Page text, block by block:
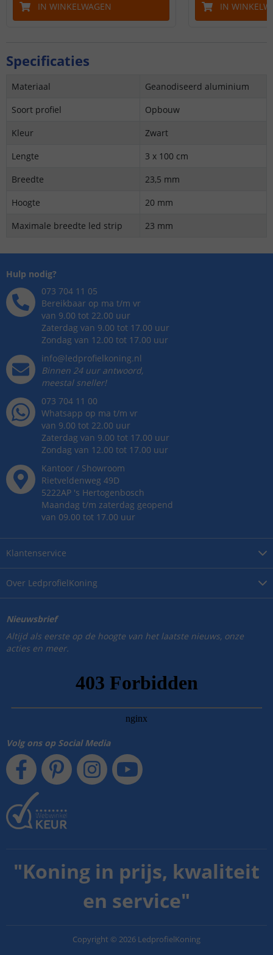
IN WINKELWAGEN IN
Specificaties
Materiaal
Geanodiseerd aluminium
Soort profiel
Opbouw
Kleur
Zwart
Lengte
3 x 100 cm
Breedte
23,5 mm
Hoogte
20 mm
Maximale breedte led strip
23 mm
Over LedprofielKoning
Klantenservice
Hulp nodig?
073 704 11 05
Bereikbaar op ma t/m vr
van 9.00 tot 22.00 uur
Zaterdag van 9.00 tot 17.00 uur
Zondag van 12.00 tot 17.00 uur
info@ledprofielkoning.nl
Binnen 24 uur antwoord,
meestal sneller!
073 704 11 00
Whatsapp op ma t/m vr
van 9.00 tot 22.00 uur
Zaterdag van 9.00 tot 17.00 uur
Zondag van 12.00 tot 17.00 uur
Kantoor / Showroom
Rietveldenweg 49D
5222AP 's Hertogenbosch
Maandag t/m zaterdag geopend
van 09.00 tot 17.00 uur
Nieuwsbrief
Altijd als eerste op de hoogte van het laatste nieuws, onze
acties en meer.
Volg ons op Social Media
"Koning in prijs, kwaliteit
en service"
Copyright © 2026 LedprofielKoning